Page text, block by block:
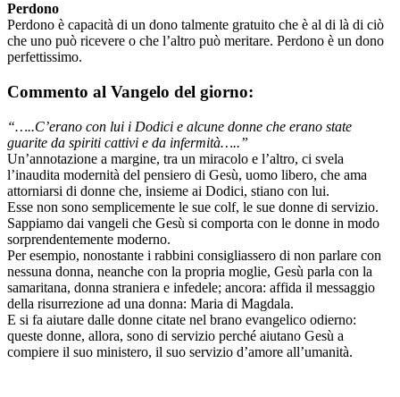
Perdono
Perdono è capacità di un dono talmente gratuito che è al di là di ciò
che uno può ricevere o che l’altro può meritare. Perdono è un dono
perfettissimo.
Commento al Vangelo del giorno:
“…..C’erano con lui i Dodici e alcune donne che erano state
guarite da spiriti cattivi e da infermità…..”
Un’annotazione a margine, tra un miracolo e l’altro, ci svela
l’inaudita modernità del pensiero di Gesù, uomo libero, che ama
attorniarsi di donne che, insieme ai Dodici, stiano con lui.
Esse non sono semplicemente le sue colf, le sue donne di servizio.
Sappiamo dai vangeli che Gesù si comporta con le donne in modo
sorprendentemente moderno.
Per esempio, nonostante i rabbini consigliassero di non parlare con
nessuna donna, neanche con la propria moglie, Gesù parla con la
samaritana, donna straniera e infedele; ancora: affida il messaggio
della risurrezione ad una donna: Maria di Magdala.
E si fa aiutare dalle donne citate nel brano evangelico odierno:
queste donne, allora, sono di servizio perché aiutano Gesù a
compiere il suo ministero, il suo servizio d’amore all’umanità.